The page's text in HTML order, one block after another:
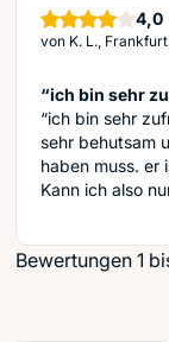
4,0
von K. L.,
“ich bin sehr
“ich bin sehr
sehr behutsam
haben muss. er
Kann ich also
Bewertungen 1